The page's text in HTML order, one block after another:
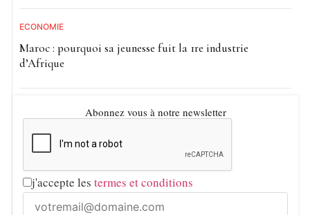
ECONOMIE
Maroc : pourquoi sa jeunesse fuit la 1re industrie
d’Afrique
Abonnez vous à notre newsletter
j'accepte les termes et conditions